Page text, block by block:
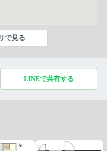
で見る
LINEで共有する